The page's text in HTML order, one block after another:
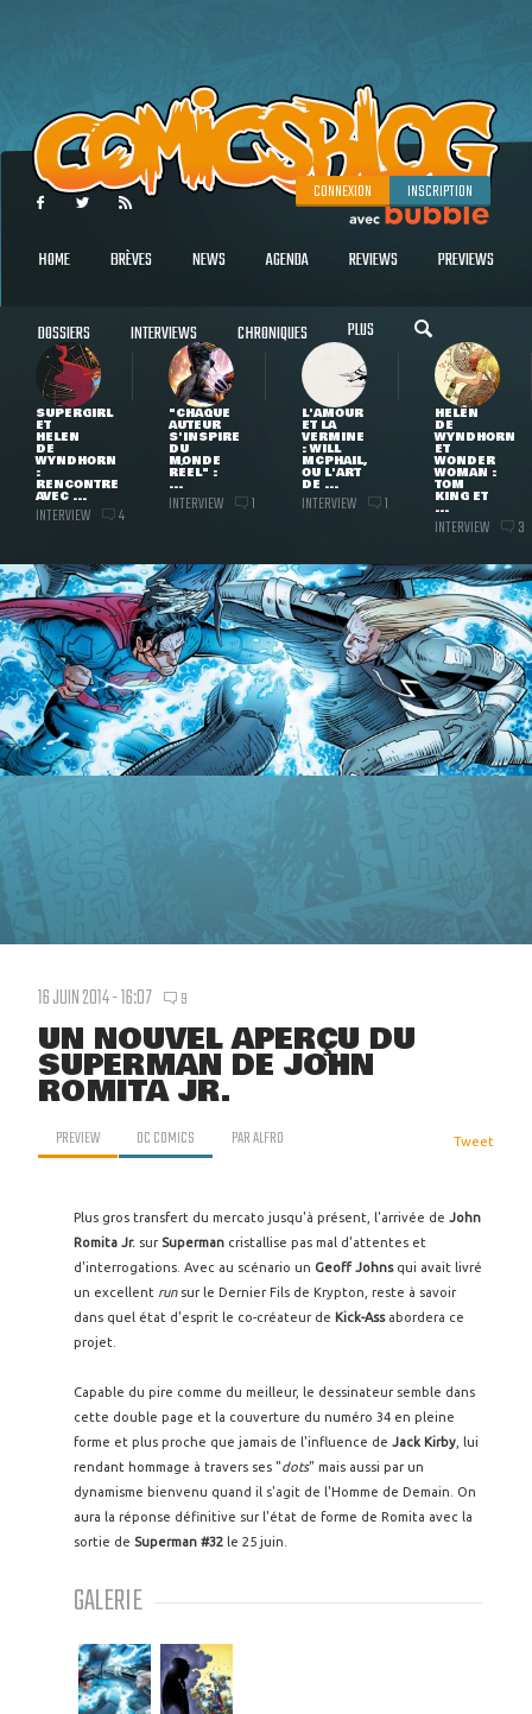
CONNEXION INSCRIPTION
HOME BRÈVES NEWS AGENDA REVIEWS PREVIEWS
DOSSIERS INTERVIEWS CHRONIQUES PLUS
SUPERGIRL
ET
HELEN
DE
WYNDHORN
:
RENCONTRE
AVEC ...
INTERVIEW 4
"CHAQUE
AUTEUR
S'INSPIRE
DU
MONDE
RÉEL" :
...
INTERVIEW 1
L'AMOUR
ET LA
VERMINE
: WILL
MCPHAIL,
OU L'ART
DE ...
INTERVIEW 1
HELEN
DE
WYNDHORN
ET
WONDER
WOMAN :
TOM
KING ET
...
INTERVIEW 3
16 JUIN 2014 - 16:07 9
UN NOUVEL APERÇU DU
SUPERMAN DE JOHN
ROMITA JR.
PREVIEW DC COMICS PARALFRO Tweet
Plus gros transfert du mercato jusqu'à présent, l'arrivée de John
Romita Jr. sur Superman cristallise pas mal d'attentes et
d'interrogations. Avec au scénario un Geoff Johnsqui avait livré
un excellent runsur le Dernier Fils de Krypton, reste à savoir
dans quel état d'esprit le co-créateur de Kick-Assabordera ce
projet.
Capable du pire comme du meilleur, le dessinateur semble dans
cette double page et la couverture du numéro 34 en pleine
forme et plus proche que jamais de l'influence de Jack Kirby , lui
rendant hommage à travers ses "dots" mais aussi par un
dynamisme bienvenu quand il s'agit de l'Homme de Demain. On
aura la réponse définitive sur l'état de forme de Romita avec la
sortie de Superman #32 le 25 juin.
GALERIE